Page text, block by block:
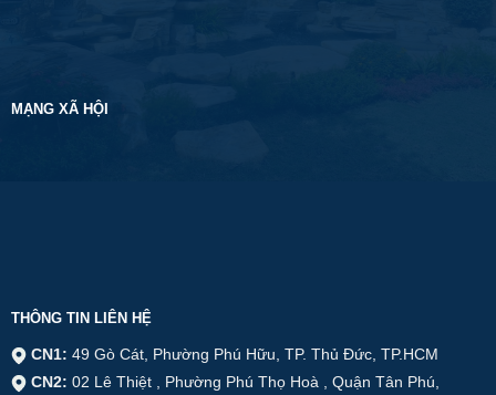
MẠNG XÃ HỘI
THÔNG TIN LIÊN HỆ
CN1: 49 Gò Cát, Phường Phú Hữu, TP. Thủ Đức, TP.HCM
CN2: 02 Lê Thiệt , Phường Phú Thọ Hoà , Quận Tân Phú,